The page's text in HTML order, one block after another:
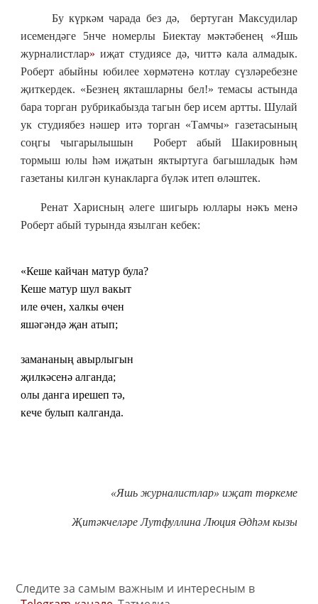
Бу күркәм чарада без дә, бертуган Максудилар
исемендәге 5нче номерлы Биектау мәктәбенең «Яшь
журналистлар» иҗат студиясе дә, читтә кала алмадык.
Роберт абыйны юбилее хөрмәтенә котлау сүзләребезне
җиткердек. «Безнең якташларны бел!» темасы астында
бара торган рубрикабызда тагын бер исем артты. Шулай
ук студиябез нәшер итә торган «Тамчы» газетасының
соңгы чыгарылышын Роберт абый Шакировның
тормыш юлы һәм иҗатын яктыртуга багышладык һәм
газетаны килгән кунакларга бүләк итеп өләштек.
Ренат Харисның әлеге шигырь юллары нәкъ менә
Роберт абый турында язылган кебек:
«Кеше кайчан матур була?
Кеше матур шул вакыт
иле өчен, халкы өчен
яшәгәндә җан атып;
замананың авырлыгын
җилкәсенә алганда;
олы данга ирешеп тә,
кече булып калганда.
«Яшь журналистлар» иҗат төркеме
Җитәкчеләре Лутфуллина Люция Әдһәм кызы
Следите за самым важным и интересным в